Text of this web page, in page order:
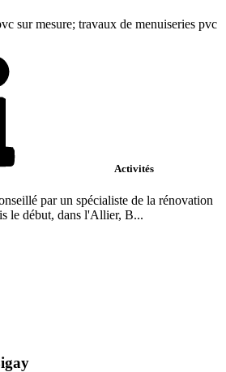
sur mesure; travaux de menuiseries pvc
Activités
par un spécialiste de la rénovation
le début, dans l'Allier, B...